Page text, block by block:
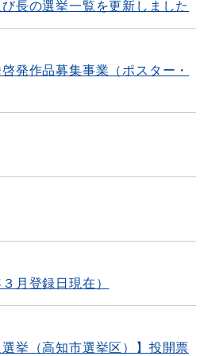
長の選挙一覧を更新しました
発作品募集事業（ポスター・
月登録日現在）
選挙（高知市選挙区）】投開票